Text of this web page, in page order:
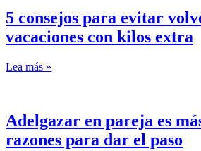
5 consejos para evitar
vacaciones con kilos extra
Lea más »
Adelgazar en pareja es
razones para dar el paso